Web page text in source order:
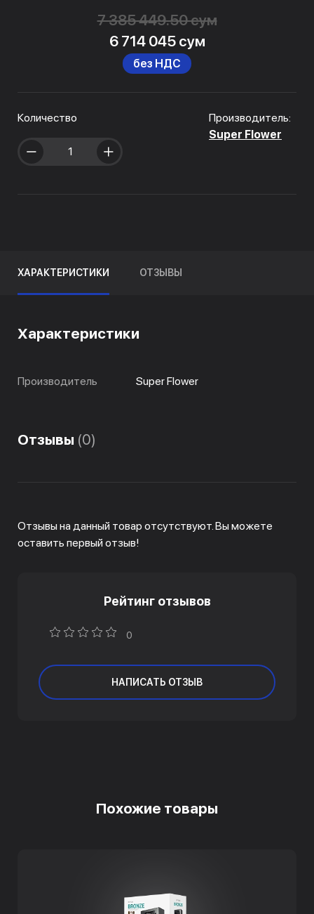
7 385 449.50 сум
6 714 045 сум
без НДС
Количество
Производитель:
Super Flower
ХАРАКТЕРИСТИКИ ОТЗЫВЫ
Характеристики
Производитель Super Flower
Отзывы (0)
Отзывы на данный товар отсутствуют. Вы можете
оставить первый отзыв!
Рейтинг отзывов
0
НАПИСАТЬ ОТЗЫВ
Похожие товары